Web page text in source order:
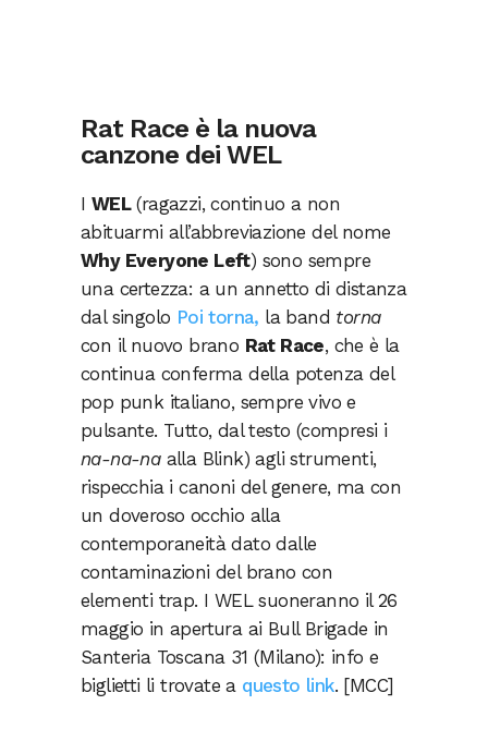
Rat Race è la nuova
canzone dei WEL
I WEL(ragazzi, continuo a non
abituarmi all’abbreviazione del nome
Why Everyone Left) sono sempre
una certezza: a un annetto di distanza
dal singolo Poi torna, la band torna
con il nuovo brano Rat Race, che è la
continua conferma della potenza del
pop punk italiano, sempre vivo e
pulsante. Tutto, dal testo (compresi i
na-na-naalla Blink) agli strumenti,
rispecchia i canoni del genere, ma con
un doveroso occhio alla
contemporaneità dato dalle
contaminazioni del brano con
elementi trap. I WEL suoneranno il 26
maggio in apertura ai Bull Brigade in
Santeria Toscana 31 (Milano): info e
biglietti li trovate a questo link. [MCC]